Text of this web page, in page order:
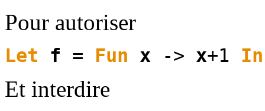
Pour autoriser
Let f = Fun x -> x+1 In
Et interdire